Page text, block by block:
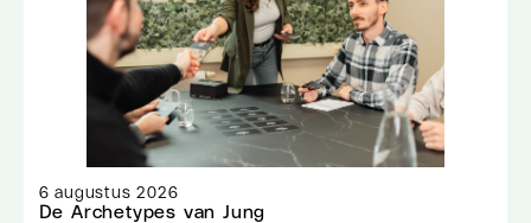
6 augustus 2026
De Archetypes van Jung